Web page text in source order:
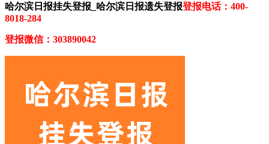
哈尔滨日报挂失登报_哈尔滨日报遗失登报登报电话：400-
8018-284
登报微信：303890042